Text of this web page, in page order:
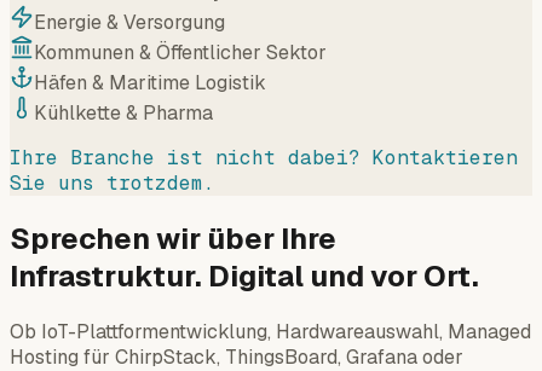
Energie & Versorgung
Kommunen & Öffentlicher Sektor
Häfen & Maritime Logistik
Kühlkette & Pharma
Ihre Branche ist nicht dabei? Kontaktieren
Sie uns trotzdem.
Sprechen wir über Ihre
Infrastruktur. Digital und vor Ort.
Ob IoT-Plattformentwicklung, Hardwareauswahl, Managed
Hosting für ChirpStack, ThingsBoard, Grafana oder